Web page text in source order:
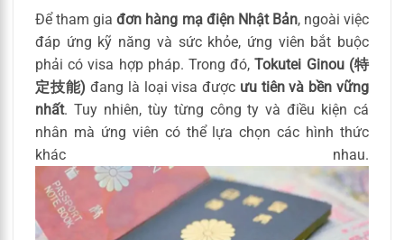
Để tham giađơn hàng mạ điện Nhật Bản, ngoài việc
đáp ứng kỹ năng và sức khỏe, ứng viên bắt buộc
phải có visa hợp pháp. Trong đó,Tokutei Ginou (特
定技能) đang là loại visa được ưu tiên và bền vững
nhất. Tuy nhiên, tùy từng công ty và điều kiện cá
nhân mà ứng viên có thể lựa chọn các hình thức
khác nhau.